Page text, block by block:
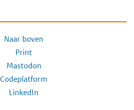
Naar boven
Print
Mastodon
Codeplatform
LinkedIn